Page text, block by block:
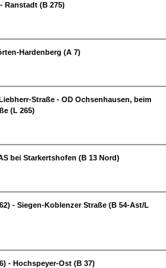
Ranstadt (B 275)
Hardenberg (A 7)
Straße - OD Ochsenhausen, beim
(L 265)
bei Starkertshofen (B 13 Nord)
- Siegen-Koblenzer Straße (B 54-Ast/L
- Hochspeyer-Ost (B 37)